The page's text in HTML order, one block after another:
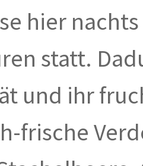
hier
statt.
und ihr
frische